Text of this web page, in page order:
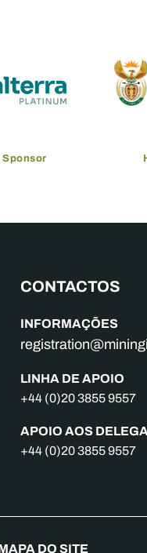
CONTACTOS
INFORMAÇÕES
LINHA DE APOIO
+44 (0)20 3855 9557
APOIO AOS
+44 (0)20 3855 9557
DO SITE